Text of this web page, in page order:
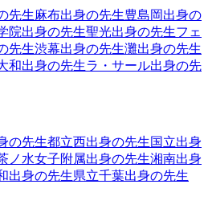
先生麻布出身の先生豊島岡出身の
院出身の先生聖光出身の先生フェ
先生渋幕出身の先生灘出身の先生
和出身の先生ラ・サール出身の先
の先生都立西出身の先生国立出身
ノ水女子附属出身の先生湘南出身
出身の先生県立千葉出身の先生